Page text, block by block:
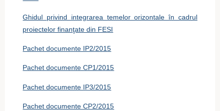
Ghidul privind integrarea temelor orizontale în cadrul
proiectelor finanţate din FESI
Pachet documente IP2/2015
Pachet documente CP1/2015
Pachet documente IP3/2015
Pachet documente CP2/2015